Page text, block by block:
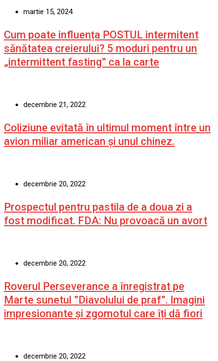
martie 15, 2024
Cum poate influența POSTUL intermitent
sănătatea creierului? 5 moduri pentru un
„intermittent fasting” ca la carte
decembrie 21, 2022
Coliziune evitată în ultimul moment între un
avion miliar american şi unul chinez.
decembrie 20, 2022
Prospectul pentru pastila de a doua zi a
fost modificat. FDA: Nu provoacă un avort
decembrie 20, 2022
Roverul Perseverance a înregistrat pe
Marte sunetul ”Diavolului de praf”. Imagini
impresionante și zgomotul care îți dă fiori
decembrie 20, 2022